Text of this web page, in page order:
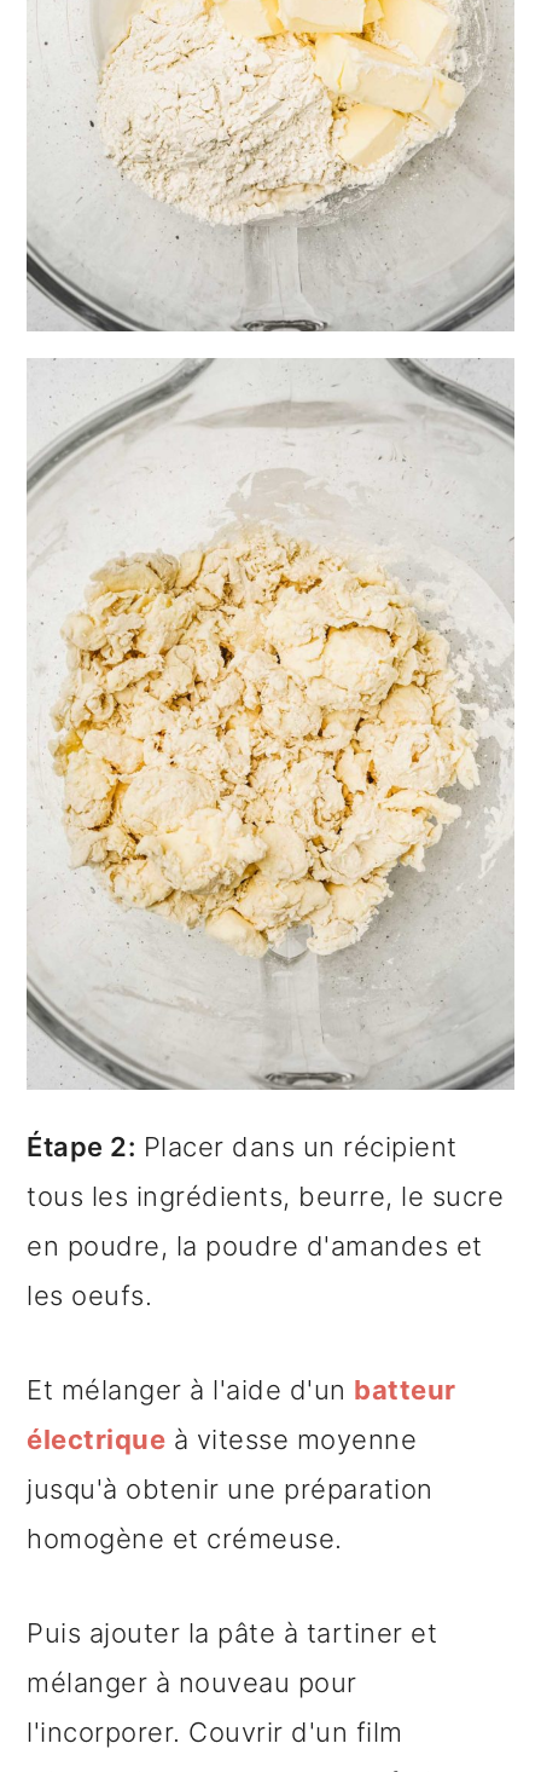
Étape 2: Placer dans un récipient
tous les ingrédients, beurre, le sucre
en poudre, la poudre d'amandes et
les oeufs.
Et mélanger à l'aide d'un batteur
électrique à vitesse moyenne
jusqu'à obtenir une préparation
homogène et crémeuse.
Puis ajouter la pâte à tartiner et
mélanger à nouveau pour
l'incorporer. Couvrir d'un film